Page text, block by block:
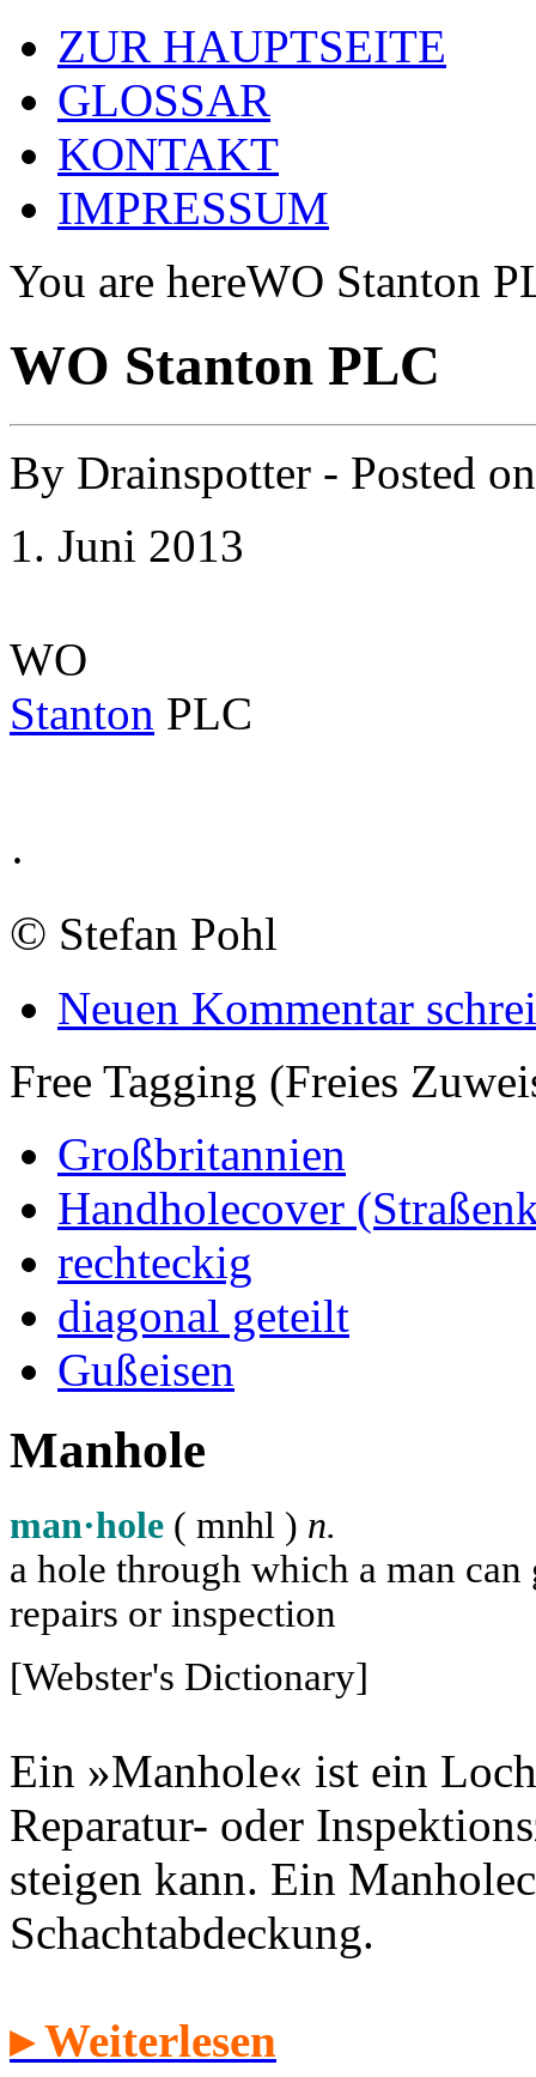
ZUR HAUPTSEITE
GLOSSAR
KONTAKT
IMPRESSUM
You are hereWO Stanton
WO Stanton PLC
By Drainspotter - Posted
1. Juni 2013
WO
Stanton PLC
·
© Stefan Pohl
Neuen Kommentar
Free Tagging (Freies
Großbritannien
Handholecover
rechteckig
diagonal geteilt
Gußeisen
Manhole
man·hole ( mnhl ) n.
a hole through which a man
repairs or inspection
[Webster's Dictionary]
Ein »Manhole« ist ein
Reparatur- oder
steigen kann. Ein
Schachtabdeckung.
▸ Weiterlesen